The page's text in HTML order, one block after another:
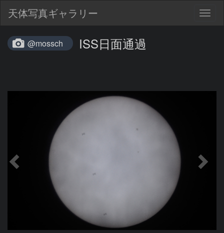
天体写真ギャラリー
@mossch ISS日面通過